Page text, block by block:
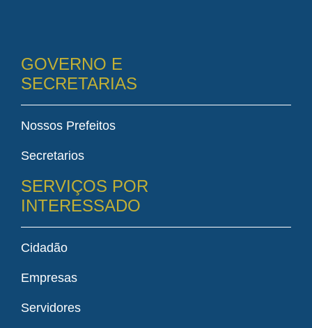
GOVERNO E
SECRETARIAS
Nossos Prefeitos
Secretarios
SERVIÇOS POR
INTERESSADO
Cidadão
Empresas
Servidores